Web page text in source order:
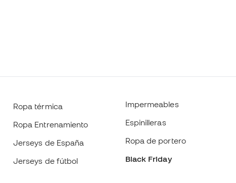
Ropa térmica
Ropa Entrenamiento
Jerseys de España
Jerseys de fútbol
Impermeables
Espinilleras
Ropa de portero
Black Friday